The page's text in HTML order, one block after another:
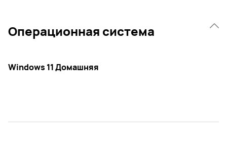
Операционная система
Windows 11 Домашняя